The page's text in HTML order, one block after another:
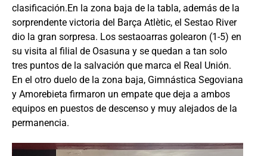
clasificación.En la zona baja de la tabla, además de la
sorprendente victoria del Barça Atlètic, el Sestao River
dio la gran sorpresa. Los sestaoarras golearon (1-5) en
su visita al filial de Osasuna y se quedan a tan solo
tres puntos de la salvación que marca el Real Unión.
En el otro duelo de la zona baja, Gimnástica Segoviana
y Amorebieta firmaron un empate que deja a ambos
equipos en puestos de descenso y muy alejados de la
permanencia.